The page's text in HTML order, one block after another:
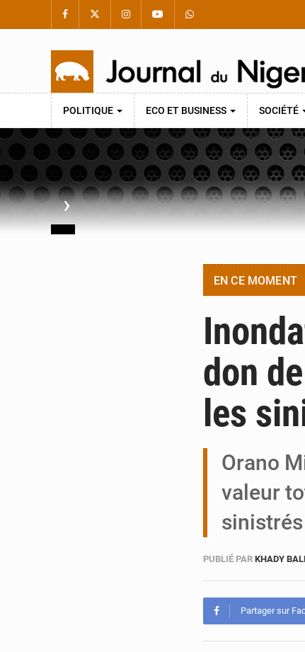
POLITIQUE ECO ET BUSINESS SOCIÉTÉ
›
EN CE MOMENT
don
les
Orano
valeur
PUBLIÉ PAR KHADY
Partager sur